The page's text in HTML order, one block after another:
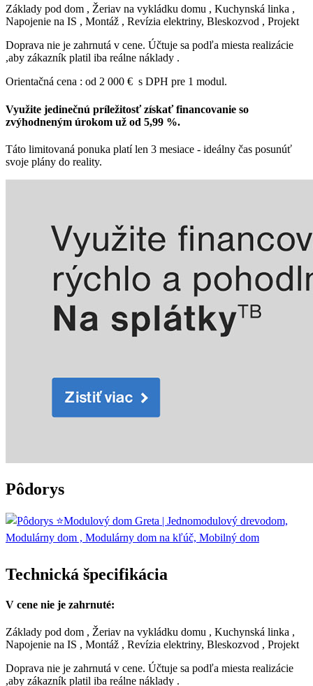
Základy pod dom , Žeriav na vykládku domu , Kuchynská linka ,
Napojenie na IS , Montáž , Revízia elektriny, Bleskozvod , Projekt
Doprava nie je zahrnutá v cene. Účtuje sa podľa miesta realizácie
,aby zákazník platil iba reálne náklady .
Orientačná cena : od 2 000 € s DPH pre 1 modul.
Využite jedinečnú príležitosť získať financovanie so
zvýhodneným úrokom už od 5,99 %.
Táto limitovaná ponuka platí len 3 mesiace - ideálny čas posunúť
svoje plány do reality.
Pôdorys
Technická špecifikácia
V cene nie je zahrnuté:
Základy pod dom , Žeriav na vykládku domu , Kuchynská linka ,
Napojenie na IS , Montáž , Revízia elektriny, Bleskozvod , Projekt
Doprava nie je zahrnutá v cene. Účtuje sa podľa miesta realizácie
,aby zákazník platil iba reálne náklady .